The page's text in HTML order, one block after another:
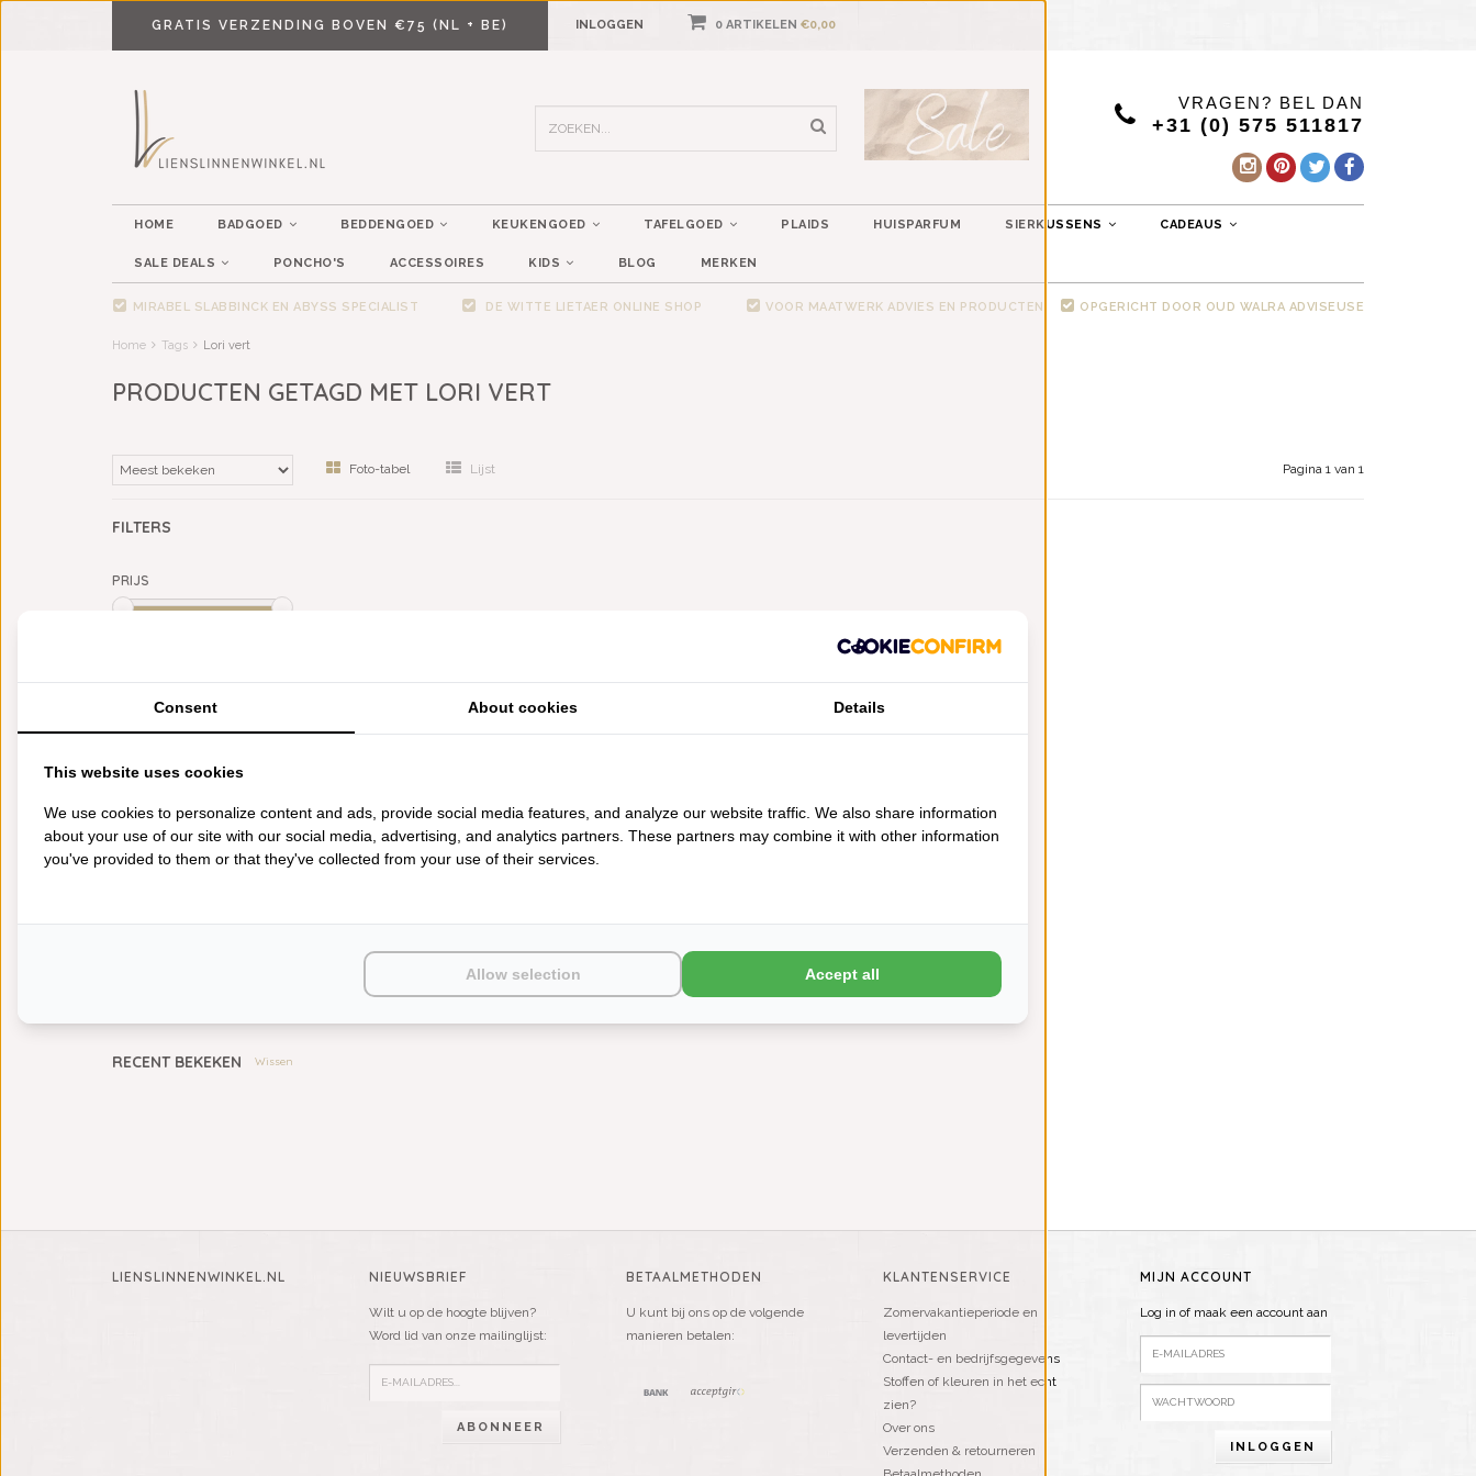
GRATIS VERZENDING BOVEN €75 (NL + BE) INLOGGEN 0 ARTIKELEN €0,00
VRAGEN? BEL DAN
+31 (0) 575 511817
HOME BADGOED BEDDENGOED KEUKENGOED TAFELGOED PLAIDS HUISPARFUM SIERKUSSENS CADEAUS
SALE DEALS PONCHO'S ACCESSOIRES KIDS BLOG MERKEN
MIRABEL SLABBINCK EN ABYSS SPECIALIST DE WITTE LIETAER ONLINE SHOP VOOR MAATWERK ADVIES EN PRODUCTEN OPGERICHT DOOR OUD WALRA ADVISEUSE
Home Tags Lori vert
PRODUCTEN GETAGD MET LORI VERT
Foto-tabel Lijst Pagina 1 van 1
FILTERS
PRIJS
BADGOED
KEUKENGOED
PLAIDS
HUISPARFUM
SIERKUSSENS
RECENT BEKEKEN Wissen
LIENSLINNENWINKEL.NL NIEUWSBRIEF
Wilt u op de hoogte blijven?
Word lid van onze mailinglijst:
ABONNEER
BETAALMETHODEN
U kunt bij ons op de volgende
manieren betalen:
KLANTENSERVICE
Zomervakantieperiode en
levertijden
Contact- en bedrijfsgegevens
Stoffen of kleuren in het echt
zien?
Over ons
Verzenden & retourneren
MIJN ACCOUNT
Log in of maak een account aan
INLOGGEN
Consent About cookies Details
This website uses cookies
We use cookies to personalize content and ads, provide social media features, and analyze our website traffic. We also share information
about your use of our site with our social media, advertising, and analytics partners. These partners may combine it with other information
you've provided to them or that they've collected from your use of their services.
Allow selection Accept all